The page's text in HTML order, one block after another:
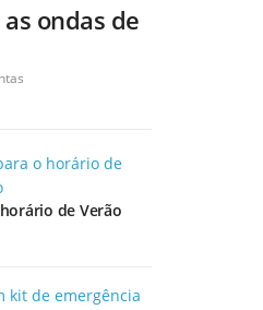
ondas de
de Verão